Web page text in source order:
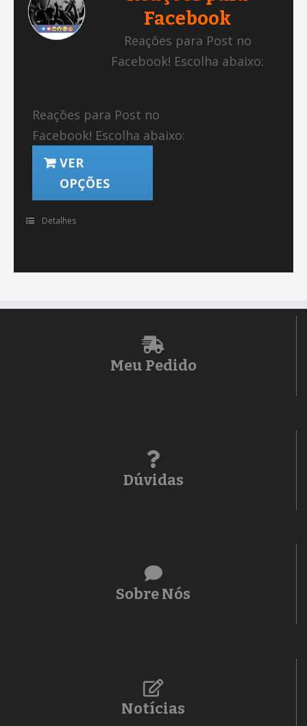
Facebook
Reações para Post no
Facebook! Escolha abaixo:
Reações para Post no
Facebook! Escolha abaixo:
VER
OPÇÕES
Detalhes
Meu Pedido
Dúvidas
Sobre Nós
Notícias